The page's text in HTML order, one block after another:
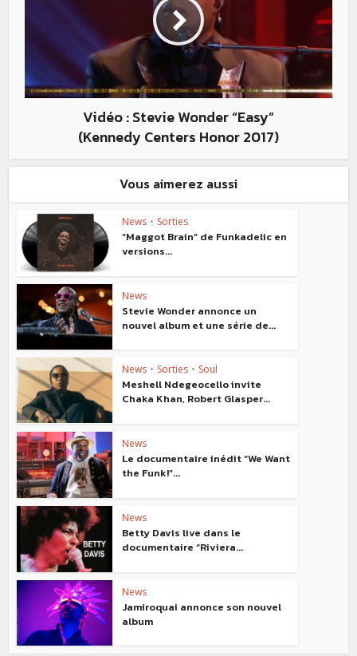
Vidéo : Stevie Wonder “Easy”
(Kennedy Centers Honor 2017)
Vous aimerez aussi
News • Sorties
“Maggot Brain” de Funkadelic en
versions...
News
Stevie Wonder annonce un
nouvel album et une série de...
News • Sorties • Soul
Meshell Ndegeocello invite
Chaka Khan, Robert Glasper...
News
Le documentaire inédit “We Want
the Funk!”...
News
Betty Davis live dans le
documentaire “Riviera...
News
Jamiroquai annonce son nouvel
album